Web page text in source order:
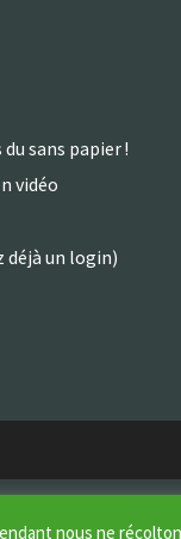
sans papier !
vidéo
déjà un login)
nous ne